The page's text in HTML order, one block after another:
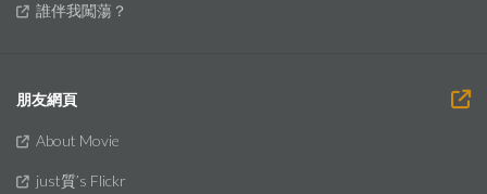
誰伴我闖蕩？
朋友網頁
About Movie
just質’s Flickr